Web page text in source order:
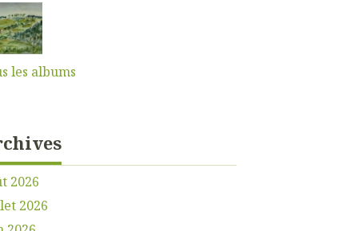
les albums
2026
2026